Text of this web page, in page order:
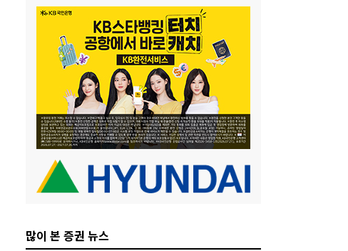
많이 본 증권 뉴스